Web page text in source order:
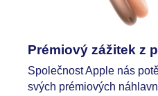
Prémiový zážitek z
Společnost Apple nás
svých prémiových